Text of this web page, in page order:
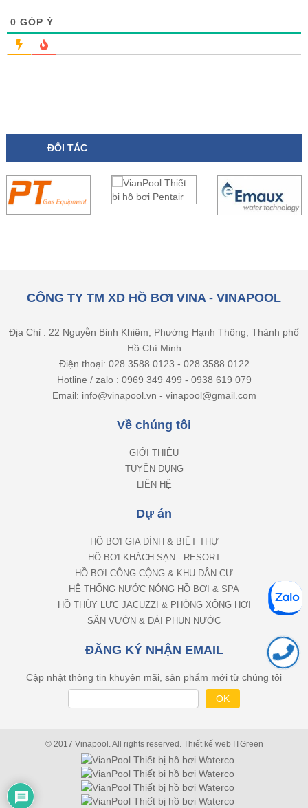
0 GÓP Ý
ĐỐI TÁC
CÔNG TY TM XD HỒ BƠI VINA - VINAPOOL
Địa Chỉ : 22 Nguyễn Bỉnh Khiêm, Phường Hạnh Thông, Thành phố
Hồ Chí Minh
Điện thoại: 028 3588 0123 - 028 3588 0122
Hotline / zalo : 0969 349 499 - 0938 619 079
Email: info@vinapool.vn - vinapool@gmail.com
Về chúng tôi
GIỚI THIỆU
TUYỂN DỤNG
LIÊN HỆ
Dự án
HỒ BƠI GIA ĐÌNH & BIỆT THỰ
HỒ BƠI KHÁCH SẠN - RESORT
HỒ BƠI CÔNG CỘNG & KHU DÂN CƯ
HỆ THỐNG NƯỚC NÓNG HỒ BƠI & SPA
HỒ THỦY LỰC JACUZZI & PHÒNG XÔNG HƠI
SÂN VƯỜN & ĐÀI PHUN NƯỚC
ĐĂNG KÝ NHẬN EMAIL
Cập nhật thông tin khuyên mãi, sản phẩm mới từ chúng tôi
© 2017 Vinapool. All rights reserved. Thiết kế web ITGreen